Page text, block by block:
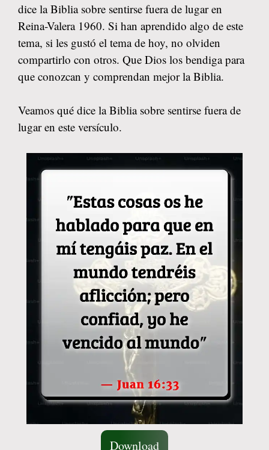
dice la Biblia sobre sentirse fuera de lugar en
Reina-Valera 1960. Si han aprendido algo de este
tema, si les gustó el tema de hoy, no olviden
compartirlo con otros. Que Dios los bendiga para
que conozcan y comprendan mejor la Biblia.
Veamos qué dice la Biblia sobre sentirse fuera de
lugar en este versículo.
Download